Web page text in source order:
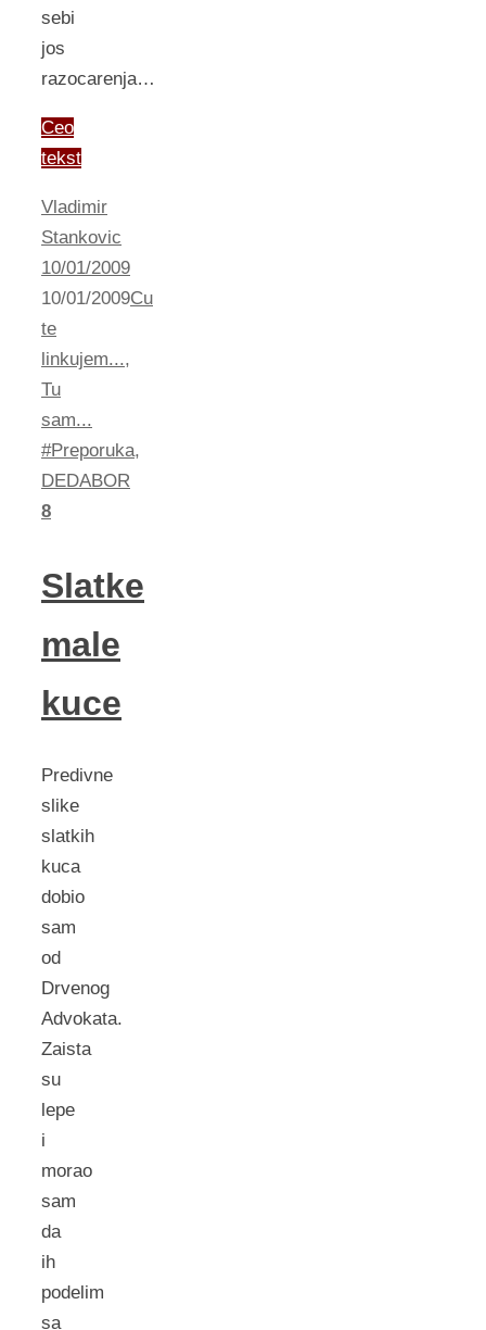
sebi
jos
razocarenja…
Ceo
tekst
Vladimir
Stankovic
10/01/2009
10/01/2009Cu
te
linkujem...,
Tu
sam...
#Preporuka,
DEDABOR
8
Slatke
male
kuce
Predivne
slike
slatkih
kuca
dobio
sam
od
Drvenog
Advokata.
Zaista
su
lepe
i
morao
sam
da
ih
podelim
sa